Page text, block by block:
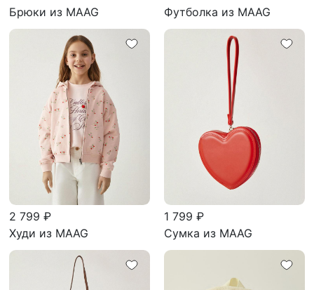
Брюки из MAAG
Футболка из MAAG
2 799 ₽
Худи из MAAG
1 799 ₽
Сумка из MAAG